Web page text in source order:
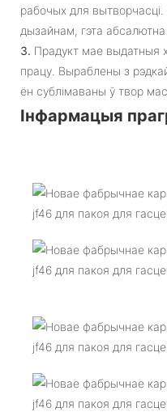
рабочых для
дызайнам, гэта
3. Прадукт мае выдатныя
працу. Выраблены з
ён сублімаваны ў твор
Інфармацыя